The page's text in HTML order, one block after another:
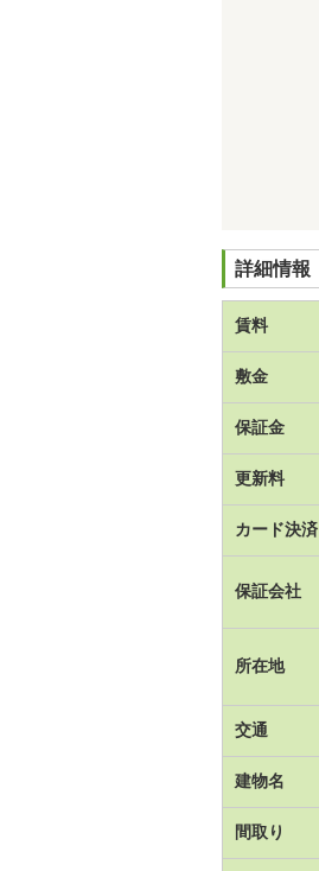
詳細情報
賃料
敷金
保証金
更新料
カード決済
保証会社
所在地
交通
建物名
間取り